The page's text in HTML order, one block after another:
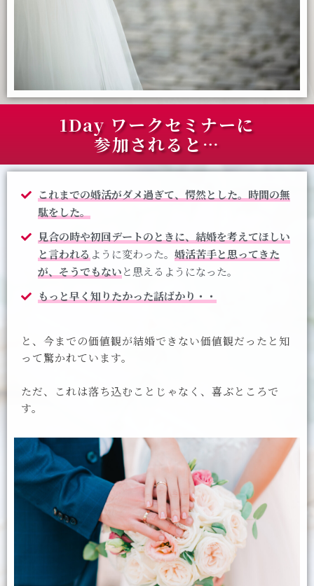
1Day ワークセミナーに
参加されると…
これまでの婚活がダメ過ぎて、愕然とした。時間の無
駄をした。
見合の時や初回デートのときに、結婚を考えてほしい
と言われる ように変わった。 婚活苦手と思ってきた
が、そうでもないと思えるようになった。
もっと早く知りたかった話ばかり・・
と、今までの価値観が結婚できない価値観だったと知
って驚かれています。
ただ、これは落ち込むことじゃなく、喜ぶところで
す。